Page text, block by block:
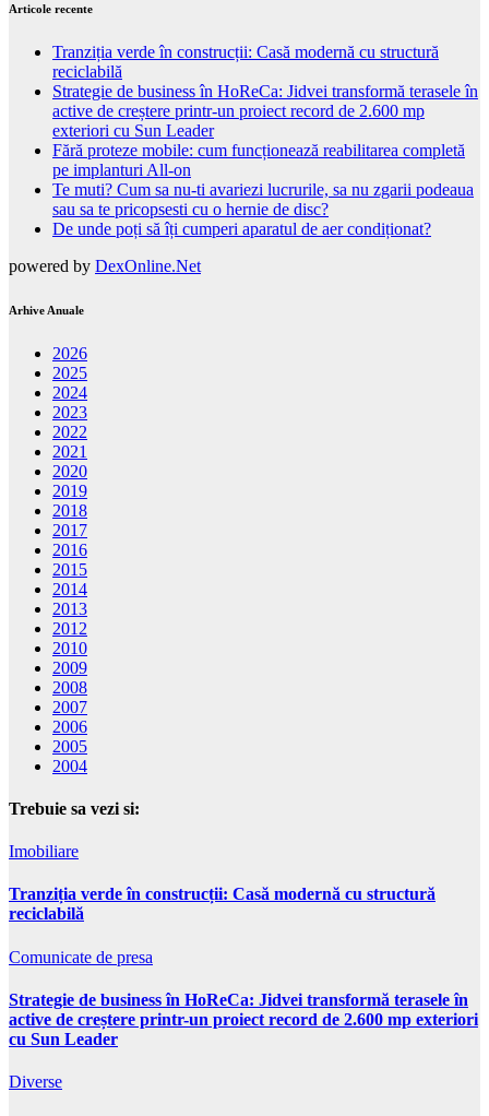
Articole recente
Tranziția verde în construcții: Casă modernă cu structură
reciclabilă
Strategie de business în HoReCa: Jidvei transformă terasele în
active de creștere printr-un proiect record de 2.600 mp
exteriori cu Sun Leader
Fără proteze mobile: cum funcționează reabilitarea completă
pe implanturi All-on
Te muti? Cum sa nu-ti avariezi lucrurile, sa nu zgarii podeaua
sau sa te pricopsesti cu o hernie de disc?
De unde poți să îți cumperi aparatul de aer condiționat?
powered by DexOnline.Net
Arhive Anuale
2026
2025
2024
2023
2022
2021
2020
2019
2018
2017
2016
2015
2014
2013
2012
2010
2009
2008
2007
2006
2005
2004
Trebuie sa vezi si:
Imobiliare
Tranziția verde în construcții: Casă modernă cu structură
reciclabilă
Comunicate de presa
Strategie de business în HoReCa: Jidvei transformă terasele în
active de creștere printr-un proiect record de 2.600 mp exteriori
cu Sun Leader
Diverse